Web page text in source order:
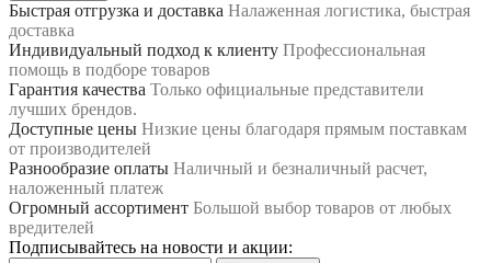
Быстрая отгрузка и доставка Налаженная логистика, быстрая
доставка
Индивидуальный подход к клиенту Профессиональная
помощь в подборе товаров
Гарантия качества Только официальные представители
лучших брендов.
Доступные цены Низкие цены благодаря прямым поставкам
от производителей
Разнообразие оплаты Наличный и безналичный расчет,
наложенный платеж
Огромный ассортимент Большой выбор товаров от любых
вредителей
Подписывайтесь на новости и акции: